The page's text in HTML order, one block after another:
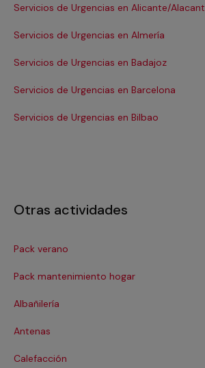
Servicios de Urgencias en Alicante/Alacant
Servicios de Urgencias en Almería
Servicios de Urgencias en Badajoz
Servicios de Urgencias en Barcelona
Servicios de Urgencias en Bilbao
Otras actividades
Pack verano
Pack mantenimiento hogar
Albañilería
Antenas
Calefacción